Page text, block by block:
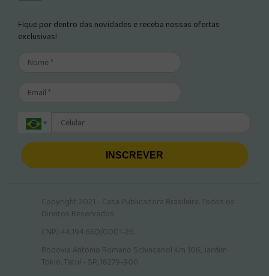
Fique por dentro das novidades e receba nossas ofertas
exclusivas!
INSCREVER
Copyright 2021 - Casa Publicadora Brasileira. Todos os
Direitos Reservados.
CNPJ 44.194.660/0001-26.
Rodovia Antonio Romano Schincariol Km 106, Jardim
Tokio. Tatuí - SP, 18279-900